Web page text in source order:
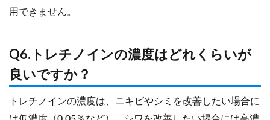
用できません。
Q6.トレチノインの濃度はどれくらいが
良いですか？
トレチノインの濃度は、ニキビやシミを改善したい場合に